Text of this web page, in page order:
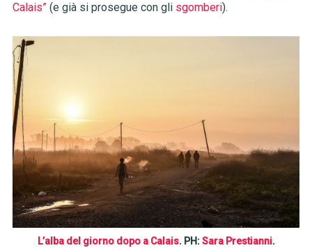
Calais”(e già si prosegue con gli sgomberi).
L’alba del giorno dopo a Calais. PH:Sara Prestianni.